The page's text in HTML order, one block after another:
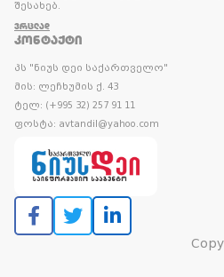
შესახებ.
ᲕᲠᲪᲚᲐᲓ
ᲙᲝᲜᲢᲐᲥᲢᲘ
პს "ნიუს დეი საქართველო"
მის: ლეჩხუმის ქ. 43
ტელ: (+995 32) 257 91 11
ფოსტა: avtandil@yahoo.com